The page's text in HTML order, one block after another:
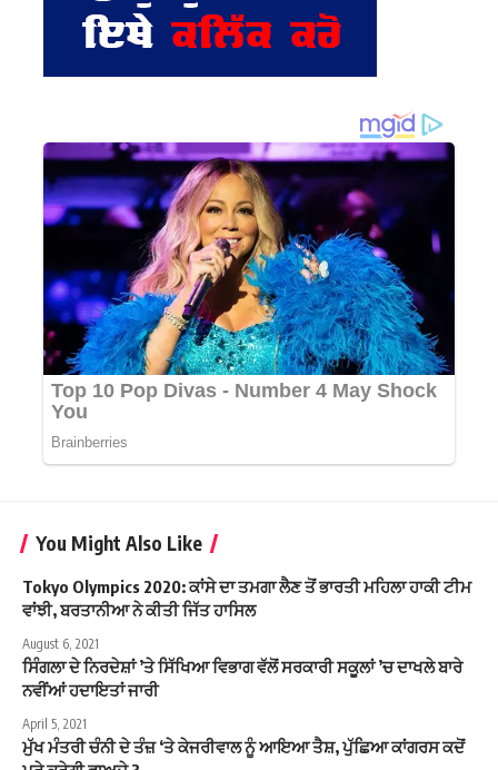
You Might Also Like
Tokyo Olympics 2020: ਕਾਂਸੇ ਦਾ ਤਮਗਾ ਲੈਣ ਤੋਂ ਭਾਰਤੀ ਮਹਿਲਾ ਹਾਕੀ ਟੀਮ
ਵਾਂਝੀ, ਬਰਤਾਨੀਆ ਨੇ ਕੀਤੀ ਜਿੱਤ ਹਾਸਿਲ
August 6, 2021
ਸਿੰਗਲਾ ਦੇ ਨਿਰਦੇਸ਼ਾਂ ’ਤੇ ਸਿੱਖਿਆ ਵਿਭਾਗ ਵੱਲੋਂ ਸਰਕਾਰੀ ਸਕੂਲਾਂ ’ਚ ਦਾਖਲੇ ਬਾਰੇ
ਨਵੀਂਆਂ ਹਦਾਇਤਾਂ ਜਾਰੀ
April 5, 2021
ਮੁੱਖ ਮੰਤਰੀ ਚੰਨੀ ਦੇ ਤੰਜ਼ ‘ਤੇ ਕੇਜਰੀਵਾਲ ਨੂੰ ਆਇਆ ਤੈਸ਼, ਪੁੱਛਿਆ ਕਾਂਗਰਸ ਕਦੋਂ